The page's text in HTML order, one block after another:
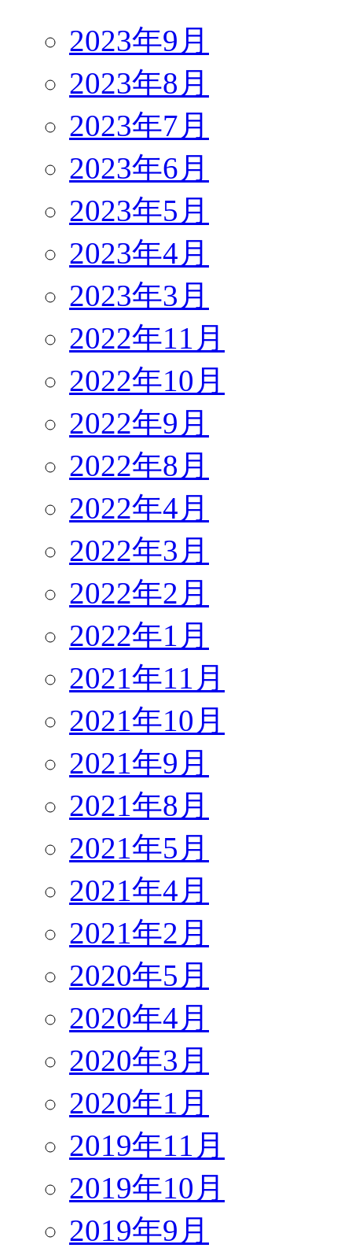
2023年9月
2023年8月
2023年7月
2023年6月
2023年5月
2023年4月
2023年3月
2022年11月
2022年10月
2022年9月
2022年8月
2022年4月
2022年3月
2022年2月
2022年1月
2021年11月
2021年10月
2021年9月
2021年8月
2021年5月
2021年4月
2021年2月
2020年5月
2020年4月
2020年3月
2020年1月
2019年11月
2019年10月
2019年9月